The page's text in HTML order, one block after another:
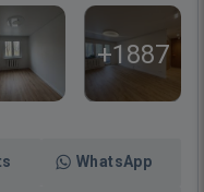
+1887
WhatsApp